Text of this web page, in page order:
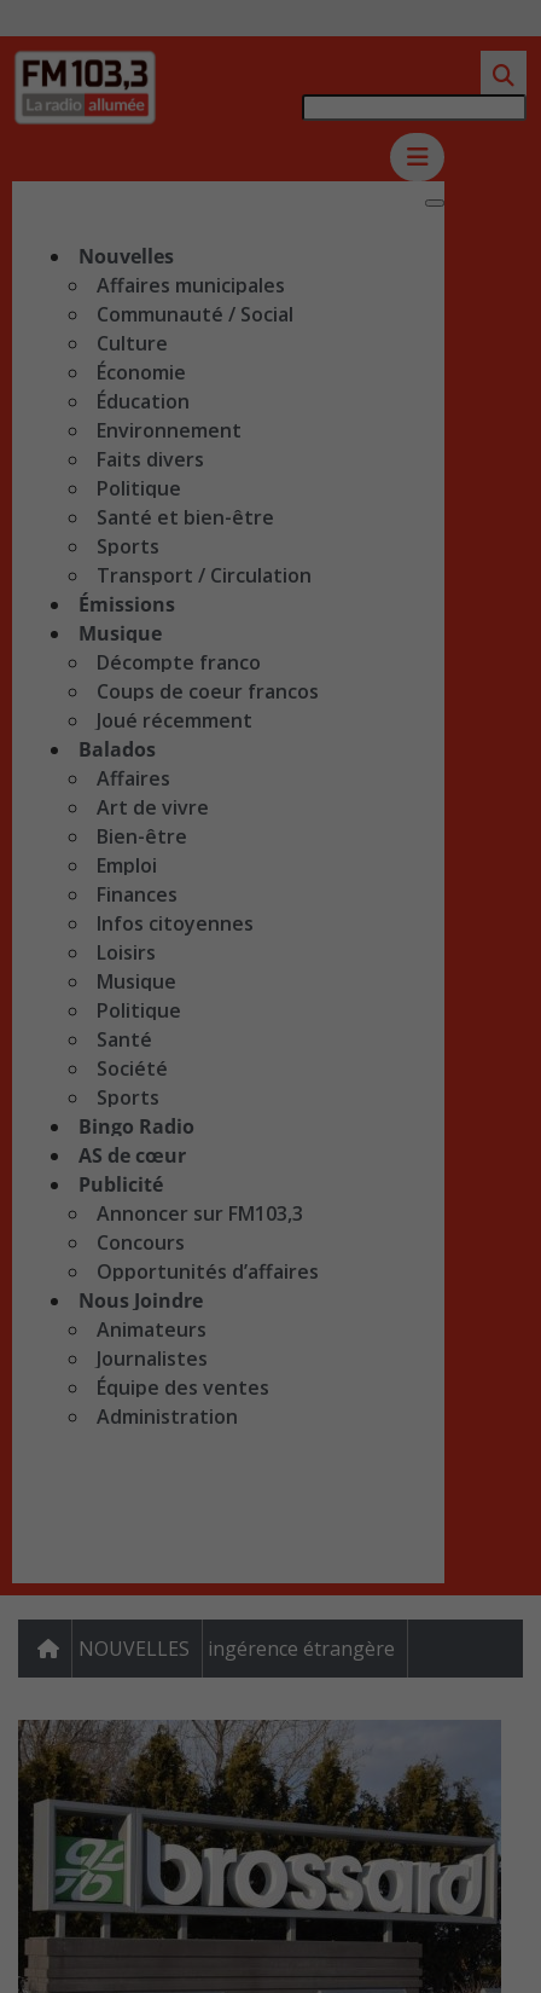
Nouvelles
Affaires municipales
Communauté / Social
Culture
Économie
Éducation
Environnement
Faits divers
Politique
Santé et bien-être
Sports
Transport / Circulation
Émissions
Musique
Décompte franco
Coups de coeur francos
Joué récemment
Balados
Affaires
Art de vivre
Bien-être
Emploi
Finances
Infos citoyennes
Loisirs
Musique
Politique
Santé
Société
Sports
Bingo Radio
AS de cœur
Publicité
Annoncer sur FM103,3
Concours
Opportunités d’affaires
Nous Joindre
Animateurs
Journalistes
Équipe des ventes
Administration
NOUVELLES ingérence étrangère